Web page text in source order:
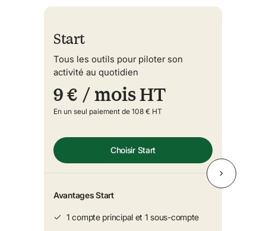
Start
Tous les outils pour piloter son
activité au quotidien
9 € / mois HT
En un seul paiement de 108 € HT
Choisir Start
Avantages Start
1 compte principal et 1 sous-compte